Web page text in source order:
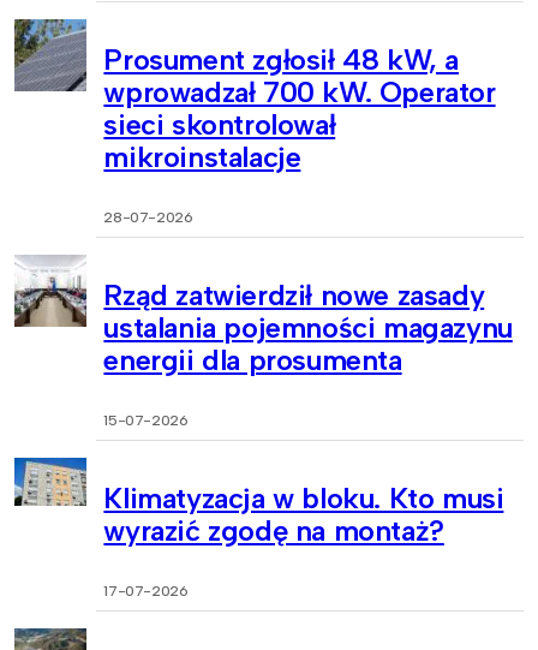
Prosument zgłosił 48 kW, a
wprowadzał 700 kW. Operator
sieci skontrolował
mikroinstalacje
28-07-2026
Rząd zatwierdził nowe zasady
ustalania pojemności magazynu
energii dla prosumenta
15-07-2026
Klimatyzacja w bloku. Kto musi
wyrazić zgodę na montaż?
17-07-2026